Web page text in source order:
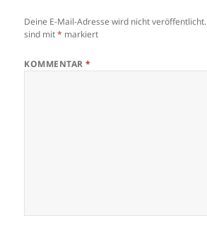
Deine E-Mail-Adresse wird nicht veröffentlicht.
sind mit* markiert
KOMMENTAR*